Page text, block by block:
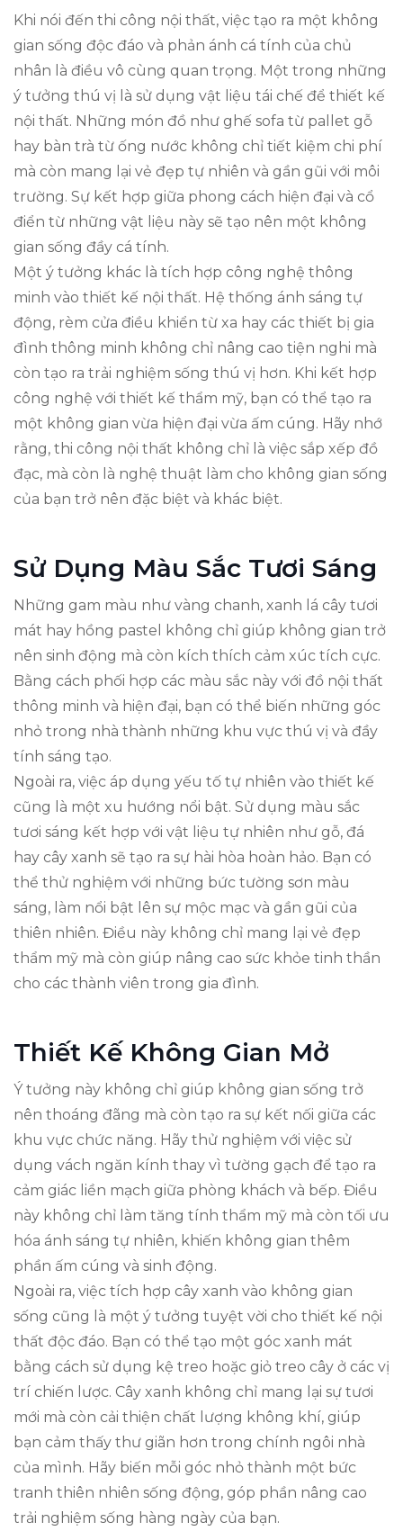
Khi nói đến thi công nội thất, việc tạo ra một không
gian sống độc đáo và phản ánh cá tính của chủ
nhân là điều vô cùng quan trọng. Một trong những
ý tưởng thú vị là sử dụng vật liệu tái chế để thiết kế
nội thất. Những món đồ như ghế sofa từ pallet gỗ
hay bàn trà từ ống nước không chỉ tiết kiệm chi phí
mà còn mang lại vẻ đẹp tự nhiên và gần gũi với môi
trường. Sự kết hợp giữa phong cách hiện đại và cổ
điển từ những vật liệu này sẽ tạo nên một không
gian sống đầy cá tính.
Một ý tưởng khác là tích hợp công nghệ thông
minh vào thiết kế nội thất. Hệ thống ánh sáng tự
động, rèm cửa điều khiển từ xa hay các thiết bị gia
đình thông minh không chỉ nâng cao tiện nghi mà
còn tạo ra trải nghiệm sống thú vị hơn. Khi kết hợp
công nghệ với thiết kế thẩm mỹ, bạn có thể tạo ra
một không gian vừa hiện đại vừa ấm cúng. Hãy nhớ
rằng, thi công nội thất không chỉ là việc sắp xếp đồ
đạc, mà còn là nghệ thuật làm cho không gian sống
của bạn trở nên đặc biệt và khác biệt.
Sử Dụng Màu Sắc Tươi Sáng
Những gam màu như vàng chanh, xanh lá cây tươi
mát hay hồng pastel không chỉ giúp không gian trở
nên sinh động mà còn kích thích cảm xúc tích cực.
Bằng cách phối hợp các màu sắc này với đồ nội thất
thông minh và hiện đại, bạn có thể biến những góc
nhỏ trong nhà thành những khu vực thú vị và đầy
tính sáng tạo.
Ngoài ra, việc áp dụng yếu tố tự nhiên vào thiết kế
cũng là một xu hướng nổi bật. Sử dụng màu sắc
tươi sáng kết hợp với vật liệu tự nhiên như gỗ, đá
hay cây xanh sẽ tạo ra sự hài hòa hoàn hảo. Bạn có
thể thử nghiệm với những bức tường sơn màu
sáng, làm nổi bật lên sự mộc mạc và gần gũi của
thiên nhiên. Điều này không chỉ mang lại vẻ đẹp
thẩm mỹ mà còn giúp nâng cao sức khỏe tinh thần
cho các thành viên trong gia đình.
Thiết Kế Không Gian Mở
Ý tưởng này không chỉ giúp không gian sống trở
nên thoáng đãng mà còn tạo ra sự kết nối giữa các
khu vực chức năng. Hãy thử nghiệm với việc sử
dụng vách ngăn kính thay vì tường gạch để tạo ra
cảm giác liền mạch giữa phòng khách và bếp. Điều
này không chỉ làm tăng tính thẩm mỹ mà còn tối ưu
hóa ánh sáng tự nhiên, khiến không gian thêm
phần ấm cúng và sinh động.
Ngoài ra, việc tích hợp cây xanh vào không gian
sống cũng là một ý tưởng tuyệt vời cho thiết kế nội
thất độc đáo. Bạn có thể tạo một góc xanh mát
bằng cách sử dụng kệ treo hoặc giỏ treo cây ở các vị
trí chiến lược. Cây xanh không chỉ mang lại sự tươi
mới mà còn cải thiện chất lượng không khí, giúp
bạn cảm thấy thư giãn hơn trong chính ngôi nhà
của mình. Hãy biến mỗi góc nhỏ thành một bức
tranh thiên nhiên sống động, góp phần nâng cao
trải nghiệm sống hàng ngày của bạn.